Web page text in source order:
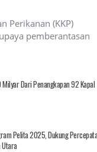
Perikanan (KKP)
pemberantasan
Dari Penangkapan 92 Kapal
Pelita 2025, Dukung